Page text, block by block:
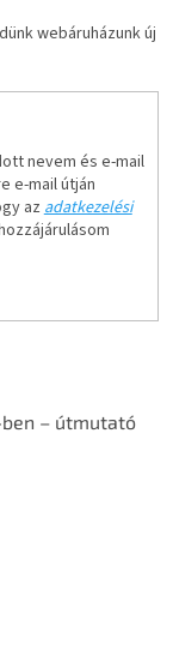
webáruházunk új
nevem és e-mail
e-mail útján
az adatkezelési
– útmutató